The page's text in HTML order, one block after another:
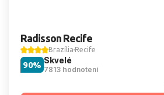
Radisson Recife
Brazília Recife
Skvelé
7813 hodnotení
90%